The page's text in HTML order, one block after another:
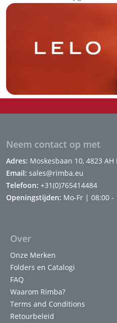
Neem contact op met
Adres: Moskesbaan 10, 4823
Email: sales@rimba.eu
Telefoon: +31(0)765414484
Openingstijden: Mo-Fr | 08:00 -
Over
Onze Merken
Folders en Catalogi
FAQ
Waarom Rimba?
Terms and Conditions
Retourbeleid